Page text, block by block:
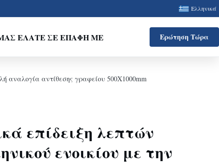
Ελληνικά
ΕΛΆΤΕ ΣΕ ΕΠΑΦΉ ΜΕ Ερώτηση Τώρα
αναλογία αντίθεσης γραφείου 500X1000mm
επίδειξη λεπτών
ενοικίου με την